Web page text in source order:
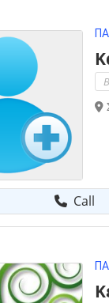
Call